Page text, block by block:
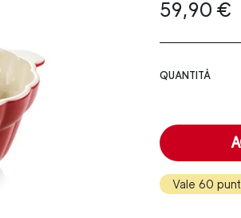
59,90 €
QUANTITÀ
Vale 60